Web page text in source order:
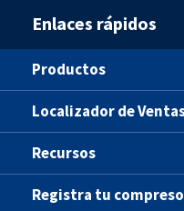
Enlaces rápidos
Productos
Localizador de
Recursos
Registra tu